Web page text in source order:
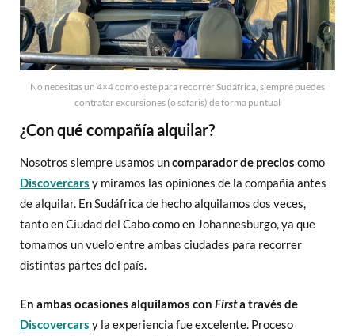
No necesitas un 4×4 como este para recorrer Sudáfrica, siempre puedes
contratar excursiones (o safaris) de forma puntual
¿Con qué compañía alquilar?
Nosotros siempre usamos uncomparador de precios como
Discovercars y miramos las opiniones de la compañía antes
de alquilar. En Sudáfrica de hecho alquilamos dos veces,
tanto en Ciudad del Cabo como en Johannesburgo, ya que
tomamos un vuelo entre ambas ciudades para recorrer
distintas partes del país.
En ambas ocasiones alquilamos con Firsta través de
Discovercars y la experiencia fue excelente. Proceso